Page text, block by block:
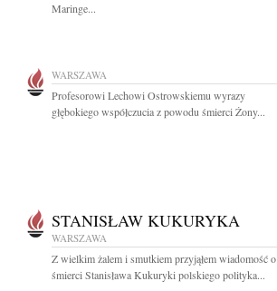
Maringe...
WARSZAWA
Profesorowi Lechowi Ostrowskiemu wyrazy
głębokiego współczucia z powodu śmierci Żony...
STANISŁAW KUKURYKA
WARSZAWA
Z wielkim żalem i smutkiem przyjąłem wiadomość o
śmierci Stanisława Kukuryki polskiego polityka...